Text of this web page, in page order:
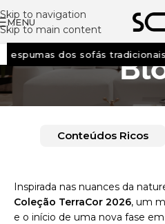
Skip to navigation
Skip to main content
MENU
dos sofás tradicionais
Conteúdos Ricos
Inspirada nas nuances da
Coleção TerraCor 2026, um
e o início de uma nova fase